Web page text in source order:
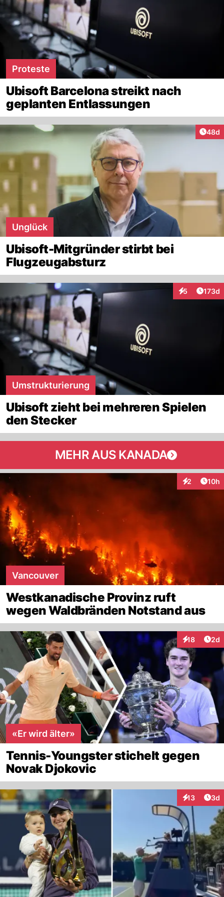
Proteste
Ubisoft Barcelona streikt nach
geplanten Entlassungen
48d
Unglück
Ubisoft-Mitgründer stirbt bei
Flugzeugabsturz
5
Interaktionen
173d
Umstrukturierung
Ubisoft zieht bei mehreren Spielen
den Stecker
MEHR AUS KANADA
2
Interaktionen
10h
Vancouver
Westkanadische Provinz ruft
wegen Waldbränden Notstand aus
18
Interaktionen
2d
«Er wird älter»
Tennis-Youngster stichelt gegen
Novak Djokovic
13
Interaktionen
3d